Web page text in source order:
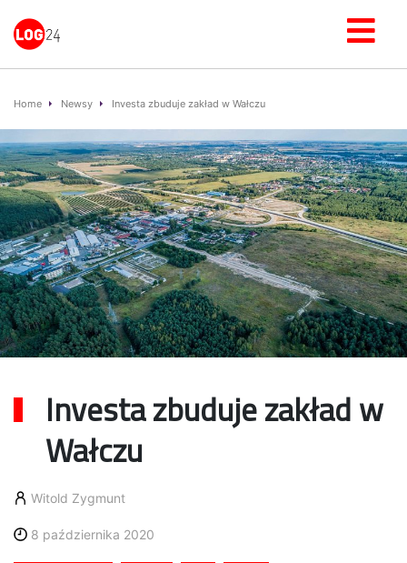
Home Newsy Investa zbuduje zakład w Wałczu
Investa zbuduje zakład w
Wałczu
Witold Zygmunt
8 października 2020